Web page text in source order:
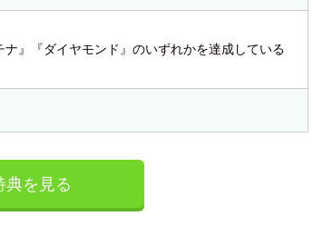
』『ダイヤモンド』のいずれかを達成している
典を見る